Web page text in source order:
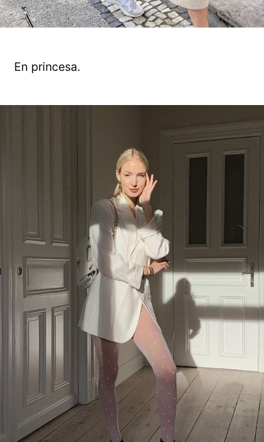
En princesa.